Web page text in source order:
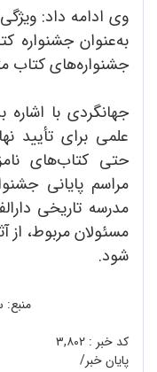
وی ادامه داد:
به‌عنوان جشنواره‌
جشنواره‌های کتاب
جهانگردی با
علمی برای تأیید
حتی کتاب‌های
مدرسه تاریخی
مسئولان مربوط، از
شود.
کد خبر : ۳,۸۰۲
پایان خبر/